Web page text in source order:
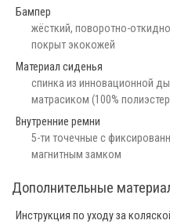
Бампер
жёсткий, поворотно-
покрыт экокожей
Материал сиденья
спинка из инновационной
матрасиком (100%
Внутренние ремни
5-ти точечные с
магнитным замком
Дополнительные
Инструкция по уходу за